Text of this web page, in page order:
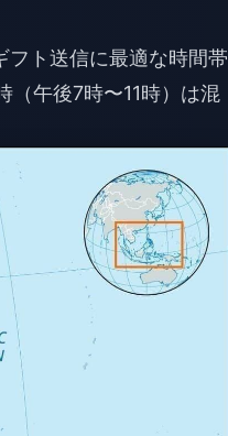
ト送信に最適な時間帯
午後7時〜11時）は混